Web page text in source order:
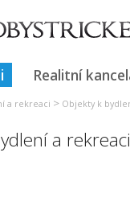
Realitní
a rekreaci > Objekty k
a